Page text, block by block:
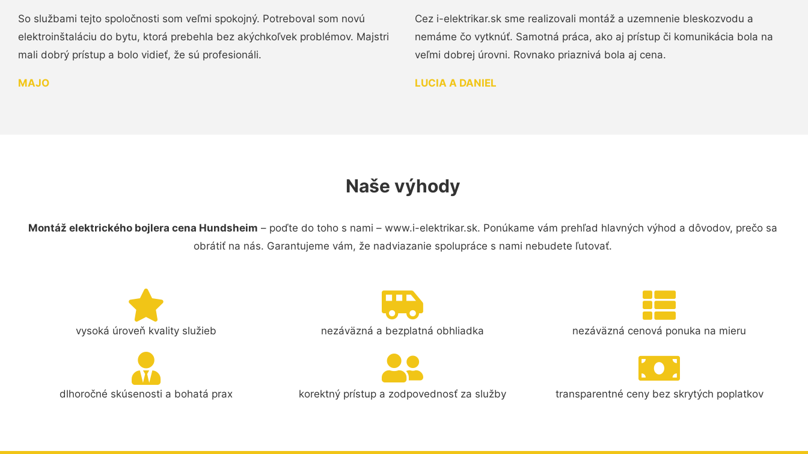
So službami tejto spoločnosti som veľmi spokojný. Potreboval som novú
elektroinštaláciu do bytu, ktorá prebehla bez akýchkoľvek problémov. Majstri
mali dobrý prístup a bolo vidieť, že sú profesionáli.
MAJO
Cez i-elektrikar.sk sme realizovali montáž a uzemnenie bleskozvodu a
nemáme čo vytknúť. Samotná práca, ako aj prístup či komunikácia bola na
veľmi dobrej úrovni. Rovnako priaznivá bola aj cena.
LUCIA A DANIEL
Naše výhody
Montáž elektrického bojlera cena Hundsheim – poďte do toho s nami – www.i-elektrikar.sk. Ponúkame vám prehľad hlavných výhod a dôvodov, prečo sa
obrátiť na nás. Garantujeme vám, že nadviazanie spolupráce s nami nebudete ľutovať.
vysoká úroveň kvality služieb nezáväzná a bezplatná obhliadka nezáväzná cenová ponuka na mieru
dlhoročné skúsenosti a bohatá prax korektný prístup a zodpovednosť za služby transparentné ceny bez skrytých poplatkov